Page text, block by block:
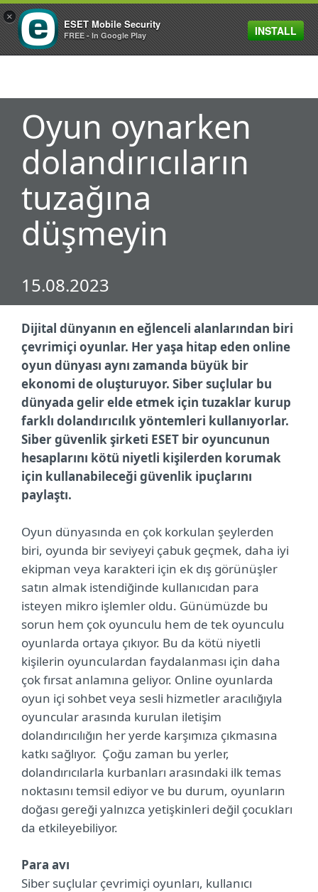
MENU
Oyun oynarken
dolandırıcıların
tuzağına
düşmeyin
15.08.2023
Dijital dünyanın en eğlenceli alanlarından biri
çevrimiçi oyunlar. Her yaşa hitap eden online
oyun dünyası aynı zamanda büyük bir
ekonomi de oluşturuyor. Siber suçlular bu
dünyada gelir elde etmek için tuzaklar kurup
farklı dolandırıcılık yöntemleri kullanıyorlar.
Siber güvenlik şirketi ESET bir oyuncunun
hesaplarını kötü niyetli kişilerden korumak
için kullanabileceği güvenlik ipuçlarını
paylaştı.
Oyun dünyasında en çok korkulan şeylerden
biri, oyunda bir seviyeyi çabuk geçmek, daha iyi
ekipman veya karakteri için ek dış görünüşler
satın almak istendiğinde kullanıcıdan para
isteyen mikro işlemler oldu. Günümüzde bu
sorun hem çok oyunculu hem de tek oyunculu
oyunlarda ortaya çıkıyor. Bu da kötü niyetli
kişilerin oyunculardan faydalanması için daha
çok fırsat anlamına geliyor. Online oyunlarda
oyun içi sohbet veya sesli hizmetler aracılığıyla
oyuncular arasında kurulan iletişim
dolandırıcılığın her yerde karşımıza çıkmasına
katkı sağlıyor. Çoğu zaman bu yerler,
dolandırıcılarla kurbanları arasındaki ilk temas
noktasını temsil ediyor ve bu durum, oyunların
doğası gereği yalnızca yetişkinleri değil çocukları
da etkileyebiliyor.
Para avı
Siber suçlular çevrimiçi oyunları, kullanıcı
×
ESET Mobile Security
FREE - In Google Play INSTALL